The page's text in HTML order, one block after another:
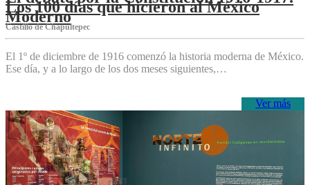
Los 100 días que hicieron al México
Moderno
Castillo de Chapultepec
El 1º de diciembre de 1916 comenzó la historia moderna de México.
Ese día, y a lo largo de los dos meses siguientes,…
Ver más